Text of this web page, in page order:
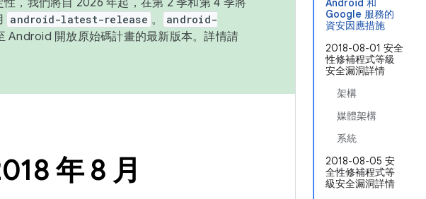
Android 和
Google 服務的
資安因應措施
2018-08-01 安全
性修補程式等級
安全漏洞詳情
架構
媒體架構
系統
2018-08-05 安
全性修補程式等
級安全漏洞詳情
，我們將自 2026 年起，在第 2 季和第 4 季將
android-latest-release 。
android-
Android 開放原始碼計畫的最新版本。詳情請
年 8 月